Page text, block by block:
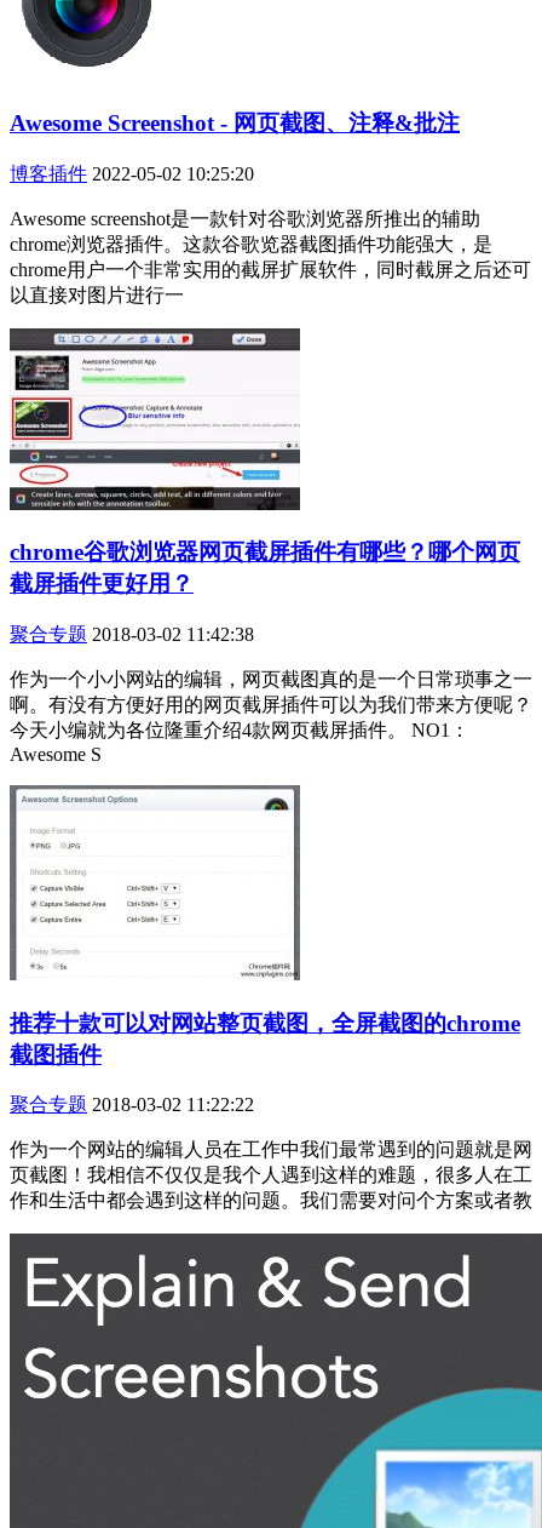
Awesome Screenshot - 网页截图、注释&批注
博客插件 2022-05-02 10:25:20
Awesome screenshot是一款针对谷歌浏览器所推出的辅助
chrome浏览器插件。这款谷歌览器截图插件功能强大，是
chrome用户一个非常实用的截屏扩展软件，同时截屏之后还可
以直接对图片进行一
chrome谷歌浏览器网页截屏插件有哪些？哪个网页
截屏插件更好用？
聚合专题 2018-03-02 11:42:38
作为一个小小网站的编辑，网页截图真的是一个日常琐事之一
啊。有没有方便好用的网页截屏插件可以为我们带来方便呢？
今天小编就为各位隆重介绍4款网页截屏插件。 NO1：
Awesome S
推荐十款可以对网站整页截图，全屏截图的chrome
截图插件
聚合专题 2018-03-02 11:22:22
作为一个网站的编辑人员在工作中我们最常遇到的问题就是网
页截图！我相信不仅仅是我个人遇到这样的难题，很多人在工
作和生活中都会遇到这样的问题。我们需要对问个方案或者教